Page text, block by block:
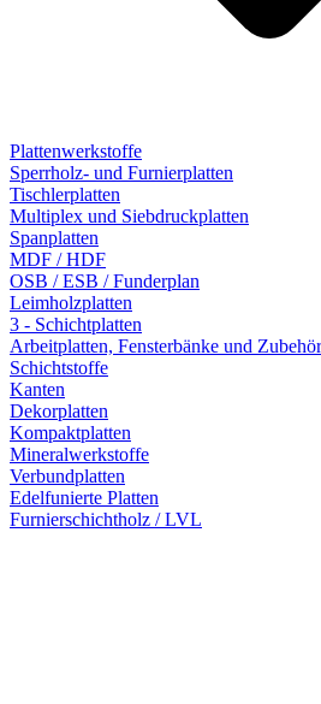
Plattenwerkstoffe
Sperrholz- und Furnierplatten
Tischlerplatten
Multiplex und Siebdruckplatten
Spanplatten
MDF / HDF
OSB / ESB / Funderplan
Leimholzplatten
3 - Schichtplatten
Arbeitplatten, Fensterbänke und Zubehör
Schichtstoffe
Kanten
Dekorplatten
Kompaktplatten
Mineralwerkstoffe
Verbundplatten
Edelfunierte Platten
Furnierschichtholz / LVL